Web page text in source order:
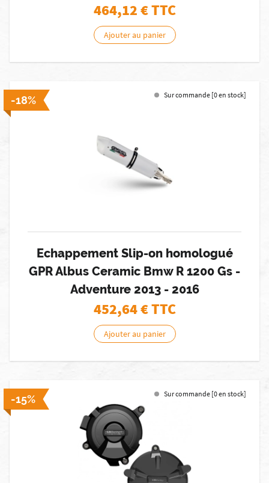
464,12€ TTC
Ajouter au panier
-18% Sur commande [0 en stock]
Echappement Slip-on homologué
GPR Albus Ceramic Bmw R 1200 Gs -
Adventure 2013 - 2016
452,64€ TTC
Ajouter au panier
-15% Sur commande [0 en stock]